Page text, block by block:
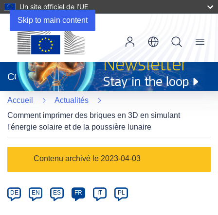
Skip to main content
Un site officiel de l’UE
dans
une
nouvelle
fenêtre)
CORDIS
Menu
Accueil
Actualités
Comment imprimer des briques en 3D en simulant
l'énergie solaire et de la poussière lunaire
Category
Contenu archivé le 2023-04-03
Article
available
DE EN ES FR IT PL